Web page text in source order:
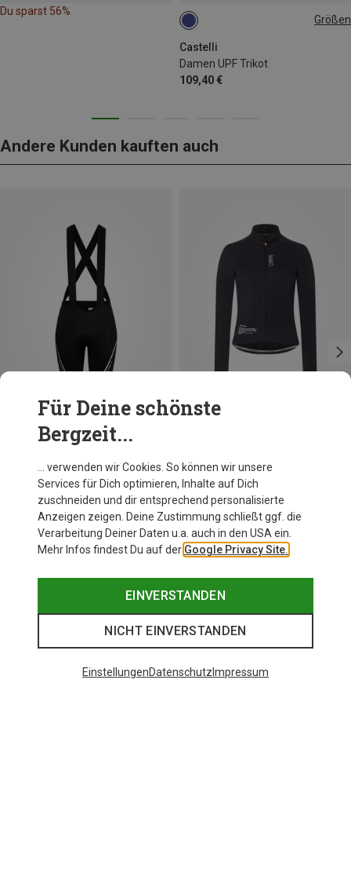
Du sparst 56%
Größen
Castelli
Damen UPF Trikot
109,40 €
L
Andere Kunden kauften auch
Du sparst 18%
Für Deine schönste
Bergzeit...
… verwenden wir Cookies. So können wir unsere
Services für Dich optimieren, Inhalte auf Dich
zuschneiden und dir entsprechend personalisierte
Anzeigen zeigen. Deine Zustimmung schließt ggf. die
Verarbeitung Deiner Daten u.a. auch in den USA ein.
Mehr Infos findest Du auf der Google Privacy Site.
EINVERSTANDEN
NICHT EINVERSTANDEN
EinstellungenDatenschutz Impressum